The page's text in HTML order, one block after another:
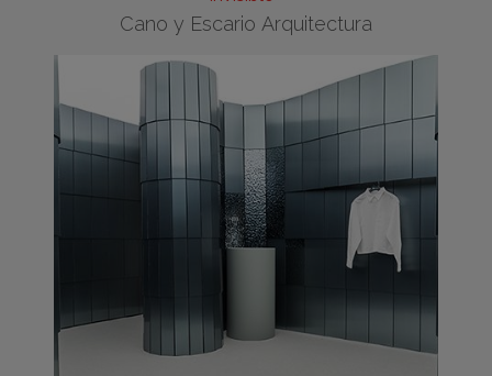
Cano y Escario Arquitectura